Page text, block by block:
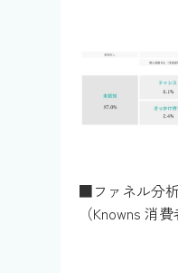
■ファネル分
（Knowns 消